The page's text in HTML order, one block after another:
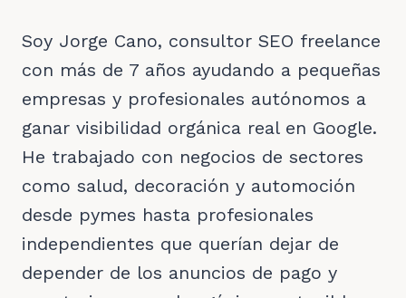
Soy Jorge Cano, consultor SEO freelance
con más de 7 años ayudando a pequeñas
empresas y profesionales autónomos a
ganar visibilidad orgánica real en Google.
He trabajado con negocios de sectores
como salud, decoración y automoción
desde pymes hasta profesionales
independientes que querían dejar de
depender de los anuncios de pago y